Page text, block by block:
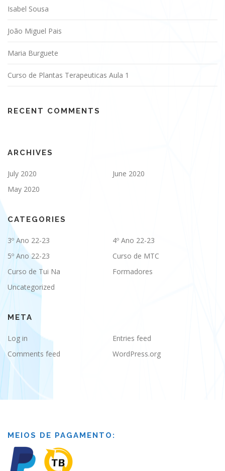
Isabel Sousa
João Miguel Pais
Maria Burguete
Curso de Plantas Terapeuticas Aula 1
RECENT COMMENTS
ARCHIVES
July 2020
June 2020
May 2020
CATEGORIES
3º Ano 22-23
4º Ano 22-23
5º Ano 22-23
Curso de MTC
Curso de Tui Na
Formadores
Uncategorized
META
Log in
Entries feed
Comments feed
WordPress.org
MEIOS DE PAGAMENTO: